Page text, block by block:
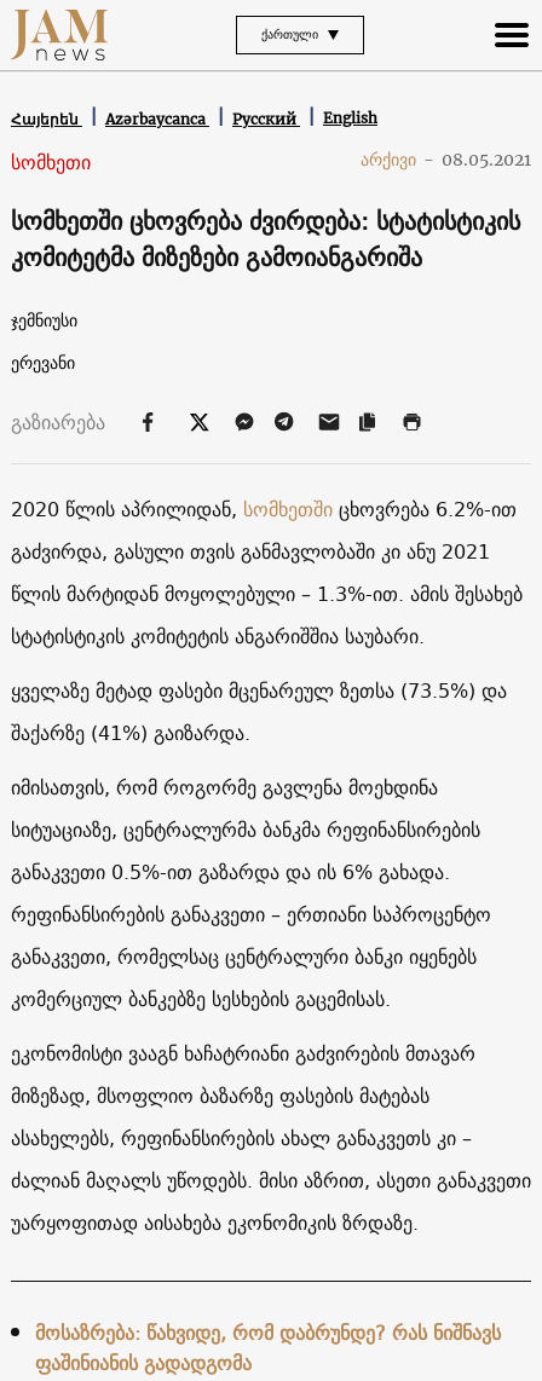
ᲥᲐᲠᲗᲣᲚᲘ
Հայերեն Azərbaycanca Русский English
სომხეთი არქივი - 08.05.2021
სომხეთში ცხოვრება ძვირდება: სტატისტიკის
კომიტეტმა მიზეზები გამოიანგარიშა
ჯემნიუსი
ერევანი
გაზიარება
2020 წლის აპრილიდან, სომხეთშიცხოვრება 6.2%-ით
გაძვირდა, გასული თვის განმავლობაში კი ანუ 2021
წლის მარტიდან მოყოლებული – 1.3%-ით. ამის შესახებ
სტატისტიკის კომიტეტის ანგარიშშია საუბარი.
ყველაზე მეტად ფასები მცენარეულ ზეთსა (73.5%) და
შაქარზე (41%) გაიზარდა.
იმისათვის, რომ როგორმე გავლენა მოეხდინა
სიტუაციაზე, ცენტრალურმა ბანკმა რეფინანსირების
განაკვეთი 0.5%-ით გაზარდა და ის 6% გახადა.
რეფინანსირების განაკვეთი – ერთიანი საპროცენტო
განაკვეთი, რომელსაც ცენტრალური ბანკი იყენებს
კომერციულ ბანკებზე სესხების გაცემისას.
ეკონომისტი ვააგნ ხაჩატრიანი გაძვირების მთავარ
მიზეზად, მსოფლიო ბაზარზე ფასების მატებას
ასახელებს, რეფინანსირების ახალ განაკვეთს კი –
ძალიან მაღალს უწოდებს. მისი აზრით, ასეთი განაკვეთი
უარყოფითად აისახება ეკონომიკის ზრდაზე.
მოსაზრება: წახვიდე, რომ დაბრუნდე? რას ნიშნავს
ფაშინიანის გადადგომა